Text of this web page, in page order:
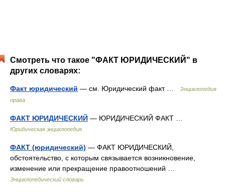
Смотреть что такое "ФАКТ ЮРИДИЧЕСКИЙ" в
других словарях:
Факт юридический — см. Юридический факт …
Энциклопедия
права
ФАКТ ЮРИДИЧЕСКИЙ — ЮРИДИЧЕСКИЙ ФАКТ …
Юридическая энциклопедия
ФАКТ (юридический) — ФАКТ ЮРИДИЧЕСКИЙ,
обстоятельство, с которым связывается возникновение,
изменение или прекращение правоотношений …
Энциклопедический словарь